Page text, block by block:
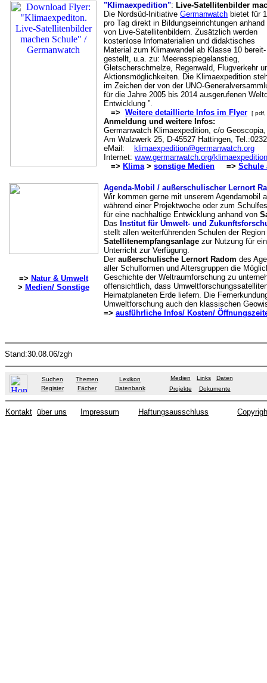
"Klimaexpedition": Live-Satellitenbilder
Die Nordsüd-Initiative Germanwatch bietet für
pro Tag direkt in Bildungseinrichtungen anhand
von Live-Satellitenbildern. Zusätzlich werden
kostenlose Infomaterialien und didaktisches
Material zum Klimawandel ab Klasse 10 bereit-
gestellt, u.a. zu: Meeresspiegelanstieg,
Gletscherschmelze, Regenwald, Flugverkehr
Aktionsmöglichkeiten. Die Klimaexpedition
im Zeichen der von der UNO-
für die Jahre 2005 bis 2014 ausgerufenen
Entwicklung ”.
=> Weitere detaillierte Infos im Flyer [ pdf,
Anmeldung und weitere Infos:
Germanwatch Klimaexpedition, c/o
Am Walzwerk 25, D-45527 Hattingen,
eMail:
klimaexpedition@germanwatch.org
Internet: www.germanwatch.org/
=> Klima> sonstige Medien => Schule
=> Natur & Umwelt
> Medien/ Sonstige
Agenda-Mobil / außerschulischer Lernort
Wir kommen gerne mit unserem Agendamobil
während einer Projektwoche oder zum
für eine nachhaltige Entwicklung anhand von
Das Institut für Umwelt- und
stellt allen weiterführenden Schulen der
Satellitenempfangsanlage zur Nutzung für
Unterricht zur Verfügung.
Der außerschulische Lernort Radom des
aller Schulformen und Altersgruppen die
Geschichte der Weltraumforschung zu
offensichtlich, dass
Heimatplaneten Erde liefern. Die
Umweltforschung auch den klassischen
=> ausführliche Infos/ Kosten/
Stand:30.08.06/zgh
Suchen Themen
Lexikon
Register
Fächer Datenbank
Medien Links
Daten
Projekte
Dokumente
Kontakt über uns Impressum Haftungsausschluss